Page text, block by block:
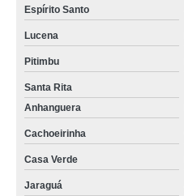
Espírito Santo
Lucena
Pitimbu
Santa Rita
Anhanguera
Cachoeirinha
Casa Verde
Jaraguá